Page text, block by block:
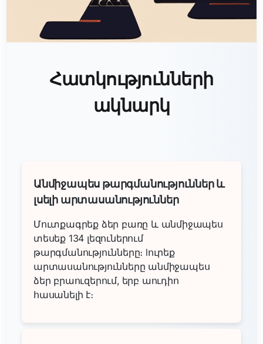
Հատկությունների
ակնարկ
Անմիջապես թարգմանություններ և
լսելի արտասանություններ
Մուտքագրեք ձեր բառը և անմիջապես
տեսեք 134 լեզուներում
թարգմանությունները։ lուրեք
արտասանությունները անմիջապես
ձեր բրաուզերում, երբ աուդիո
հասանելի է։